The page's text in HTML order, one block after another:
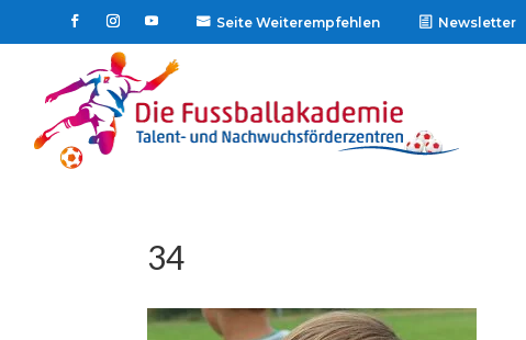
Seite Weiterempfehlen Newsletter
34